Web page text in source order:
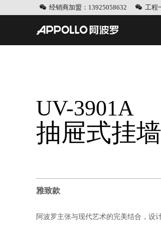
经销商加盟：13925058632 工程
UV-3901A
抽屉式挂
雅致款
阿波罗主张与现代艺术的完美结合，设